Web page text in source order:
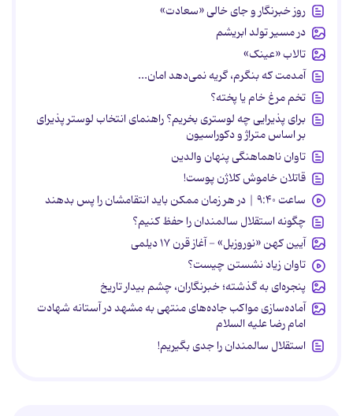
روز خبرنگار و جای خالی «سعادت»
در مسیر تولد ابریشم
تالاب «عینک»
آمدمت که بنگرم، گریه نمی‌دهد امان...
تخم مرغ خام یا پخته؟
برای پذیرایی چه لوستری بخریم؟ راهنمای انتخاب لوستر پذیرای
بر اساس متراژ و دکوراسیون
تاوان ناهماهنگی پنهان والدین
قاتلان خاموش کلاژن پوست!
ساعت ۹:۴۰ | در هر زمان ممکن باید انتقامشان را پس بدهند
چگونه استقلال سالمندان را حفظ کنیم؟
آیین کهن «نوروزبل» - آغاز قرن ۱۷ دیلمی
تاوان زیاد نشستن چیست؟
پنجره‌ای به گذشته؛ خبرنگاران، چشم بیدار تاریخ
آماده‌سازی مواکب جاده‌های منتهی به مشهد در آستانه شهادت
امام رضا علیه السلام
استقلال سالمندان را جدی بگیریم!